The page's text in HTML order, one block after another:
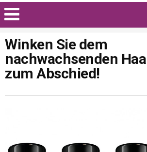
Winken Sie dem
nachwachsenden
zum Abschied!